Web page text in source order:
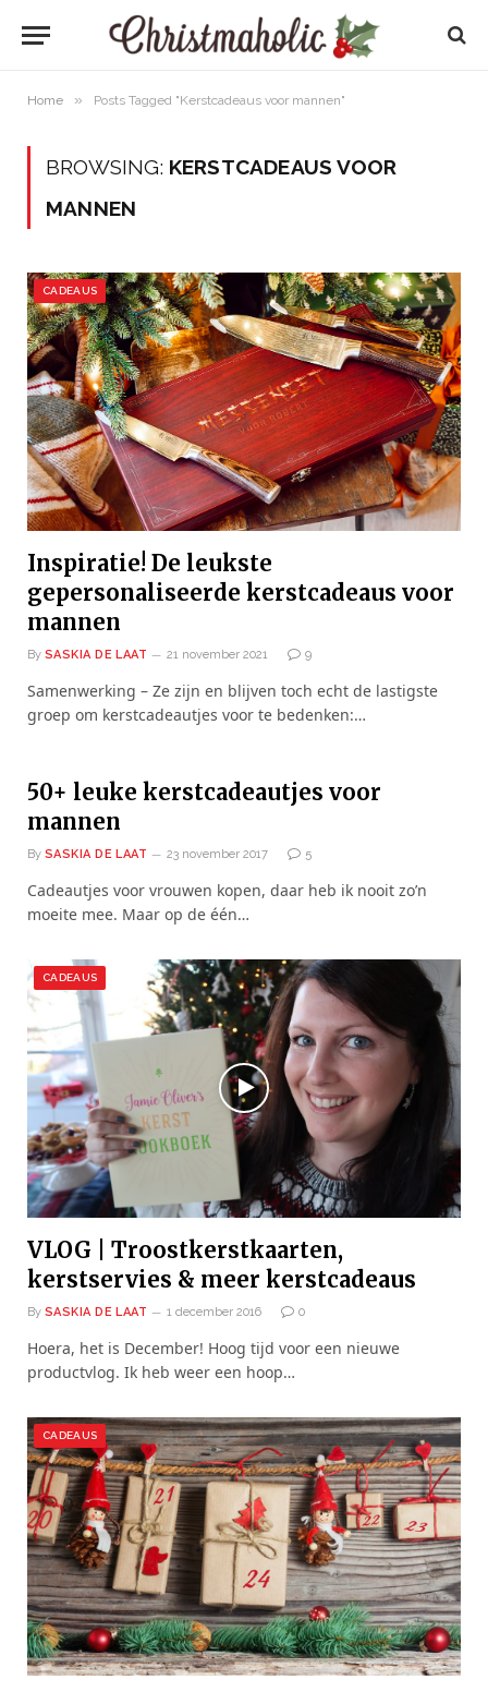
Home » Posts Tagged "Kerstcadeaus voor mannen"
BROWSING: KERSTCADEAUS VOOR
MANNEN
CADEAUS
Inspiratie! De leukste
gepersonaliseerde kerstcadeaus voor
mannen
By SASKIA DE LAAT 21 november 2021 9
Samenwerking – Ze zijn en blijven toch echt de lastigste
groep om kerstcadeautjes voor te bedenken:…
50+ leuke kerstcadeautjes voor
mannen
By SASKIA DE LAAT 23 november 2017 5
Cadeautjes voor vrouwen kopen, daar heb ik nooit zo’n
moeite mee. Maar op de één…
CADEAUS
VLOG | Troostkerstkaarten,
kerstservies & meer kerstcadeaus
By SASKIA DE LAAT 1 december 2016 0
Hoera, het is December! Hoog tijd voor een nieuwe
productvlog. Ik heb weer een hoop…
CADEAUS